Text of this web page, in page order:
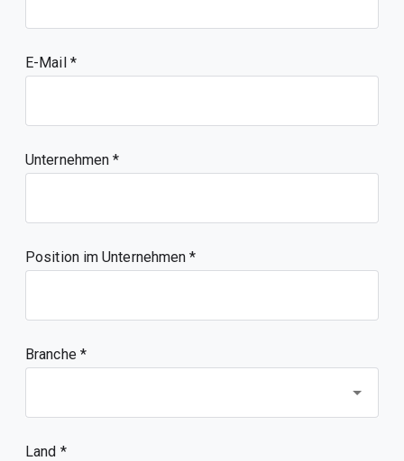
E-Mail
Unternehmen
Position im Unternehmen
Branche *
Land *